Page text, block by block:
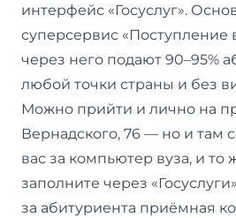
интерфейс «Госуслуг».
суперсервис «Поступление
через него подают 90–95%
любой точки страны и без
Можно прийти и лично на
Вернадского, 76 — но и там
вас за компьютер вуза, и то
заполните через
за абитуриента приёмная